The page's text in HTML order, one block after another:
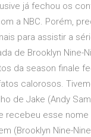
já fechou os
a NBC. Porém,
para assistir a
de Brooklyn Nine-
da season finale
calorosos.
de Jake (Andy
recebeu esse
(Brooklyn Nine-